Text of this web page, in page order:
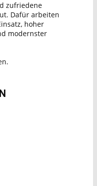
zufriedene
Dafür arbeiten
hoher
modernster